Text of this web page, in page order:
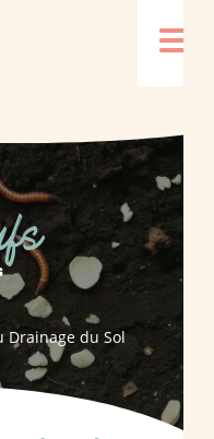
Drainage du Sol